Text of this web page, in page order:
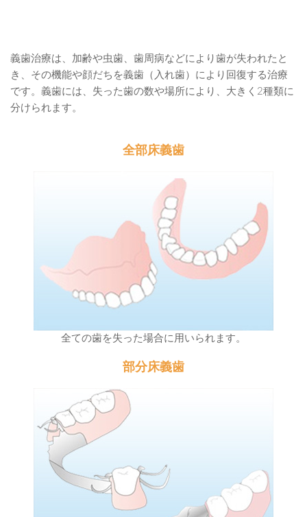
義歯治療は、加齢や虫歯、歯周病などにより歯が失われたと
き、その機能や顔だちを義歯（入れ歯）により回復する治療
です。義歯には、失った歯の数や場所により、大きく2種類に
分けられます。
全部床義歯
全ての歯を失った場合に用いられます。
部分床義歯